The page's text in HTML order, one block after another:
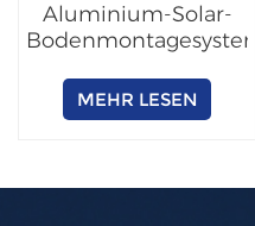
Aluminium-Solar-
Bodenmontagesystem
MEHR LESEN